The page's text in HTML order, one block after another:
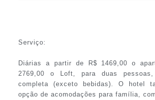
Serviço:
Diárias a partir de R$ 1469,00 o
2769,00 o Loft, para duas
completa (exceto bebidas). O hotel
opção de acomodações para família,